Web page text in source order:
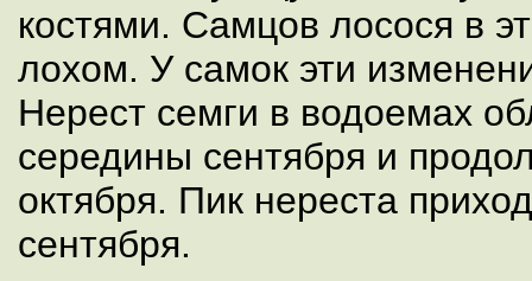
костями. Самцов лосося в
лохом. У самок эти
Нерест семги в водоемах
середины сентября и
октября. Пик нереста
сентября.